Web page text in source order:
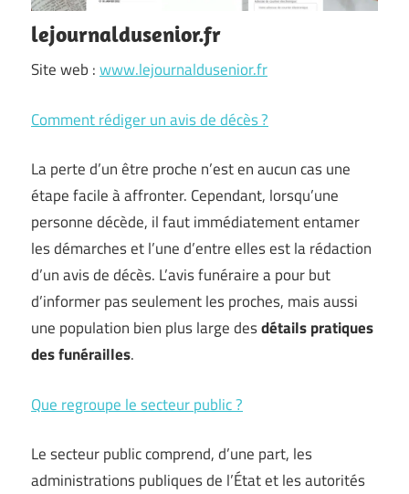
lejournaldusenior.fr
Site web :www.lejournaldusenior.fr
Comment rédiger un avis de décès ?
La perte d’un être proche n’est en aucun cas une
étape facile à affronter. Cependant, lorsqu’une
personne décède, il faut immédiatement entamer
les démarches et l’une d’entre elles est la rédaction
d’un avis de décès. L’avis funéraire a pour but
d’informer pas seulement les proches, mais aussi
une population bien plus large desdétails pratiques
des funérailles.
Que regroupe le secteur public ?
Le secteur public comprend, d’une part, les
administrations publiques de l’État et les autorités